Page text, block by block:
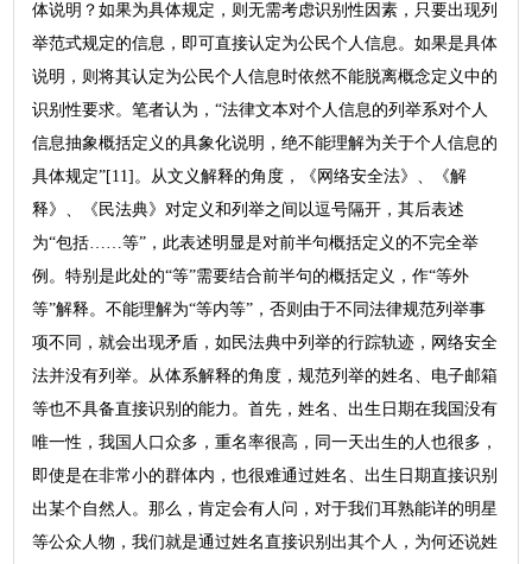
体说明？如果为具体规定，则无需考虑识别性因素，只要出现列
举范式规定的信息，即可直接认定为公民个人信息。如果是具体
说明，则将其认定为公民个人信息时依然不能脱离概念定义中的
识别性要求。笔者认为，“法律文本对个人信息的列举系对个人
信息抽象概括定义的具象化说明，绝不能理解为关于个人信息的
具体规定”[11]。从文义解释的角度，《网络安全法》、《解
释》、《民法典》对定义和列举之间以逗号隔开，其后表述
为“包括……等”，此表述明显是对前半句概括定义的不完全举
例。特别是此处的“等”需要结合前半句的概括定义，作“等外
等”解释。不能理解为“等内等”，否则由于不同法律规范列举事
项不同，就会出现矛盾，如民法典中列举的行踪轨迹，网络安全
法并没有列举。从体系解释的角度，规范列举的姓名、电子邮箱
等也不具备直接识别的能力。首先，姓名、出生日期在我国没有
唯一性，我国人口众多，重名率很高，同一天出生的人也很多，
即使是在非常小的群体内，也很难通过姓名、出生日期直接识别
出某个自然人。那么，肯定会有人问，对于我们耳熟能详的明星
等公众人物，我们就是通过姓名直接识别出其个人，为何还说姓